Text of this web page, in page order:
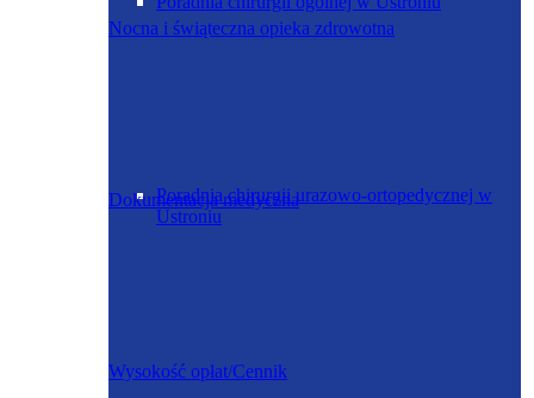
Poradnia chirurgii urazowo-ortopedycznej w
Ustroniu
Nocna i świąteczna opieka zdrowotna
Dokumentacja medyczna
Wysokość opłat/Cennik